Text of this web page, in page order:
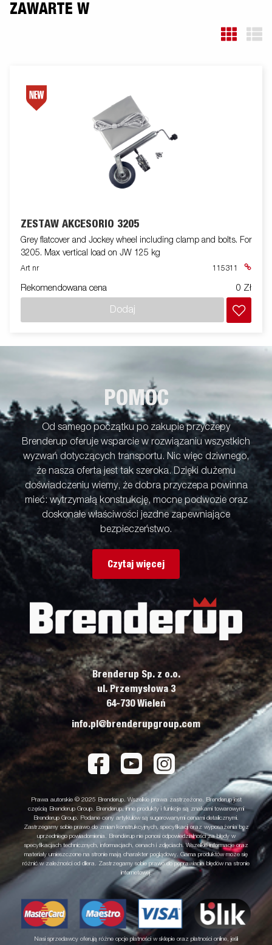
ZAWARTE W
ZESTAW AKCESORIÓ 3205
Grey flatcover and Jockey wheel including clamp and bolts. For
3205. Max vertical load on JW 125 kg
Art nr 115311
Rekomendowana cena 0 Zł
Dodaj
POMOC
Od samego początku po zakupie przyczepy
Brenderup oferuje wsparcie w rozwiązaniu wszystkich
wyzwań dotyczących transportu. Nic więc dziwnego,
że nasza oferta jest tak szeroka. Dzięki dużemu
doświadczeniu wiemy, że dobra przyczepa powinna
mieć: wytrzymałą konstrukcję, mocne podwozie oraz
doskonałe właściwości jezdne zapewniające
bezpieczeństwo.
Czytaj więcej
Brenderup Sp. z o.o.
ul. Przemysłowa 3
64-730 Wieleń
info.pl@brenderupgroup.com
Prawa autorskie © 2025 Brenderup. Wszelkie prawa zastrzeżone. Brenderup jest
częścią Brenderup Group. Brenderup, inne produkty i funkcje są znakami towarowymi
Brenderup Group. Podane ceny artykułów są sugerowanymi cenami detalicznymi.
Zastrzegamy sobie prawo do zmian konstrukcyjnych, specyfikacji oraz wyposażenia bez
uprzedniego powiadomienia. Brenderup nie ponosi odpowiedzialności za błędy w
specyfikacjach technicznych, informacjach, cenach i zdjęciach. Wszelkie informacje oraz
materiały umieszczone na stronie mają charakter poglądowy. Gama produktów może się
różnić w zależności od dilera. Zastrzegamy sobie prawo do poprawiania błędów na stronie
internetowej.
Nasi sprzedawcy oferują różne opcje płatności w sklepie oraz płatności online, jeśli